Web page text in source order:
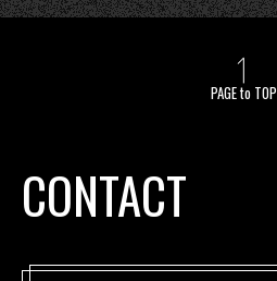
PAGE to TOP
CONTACT